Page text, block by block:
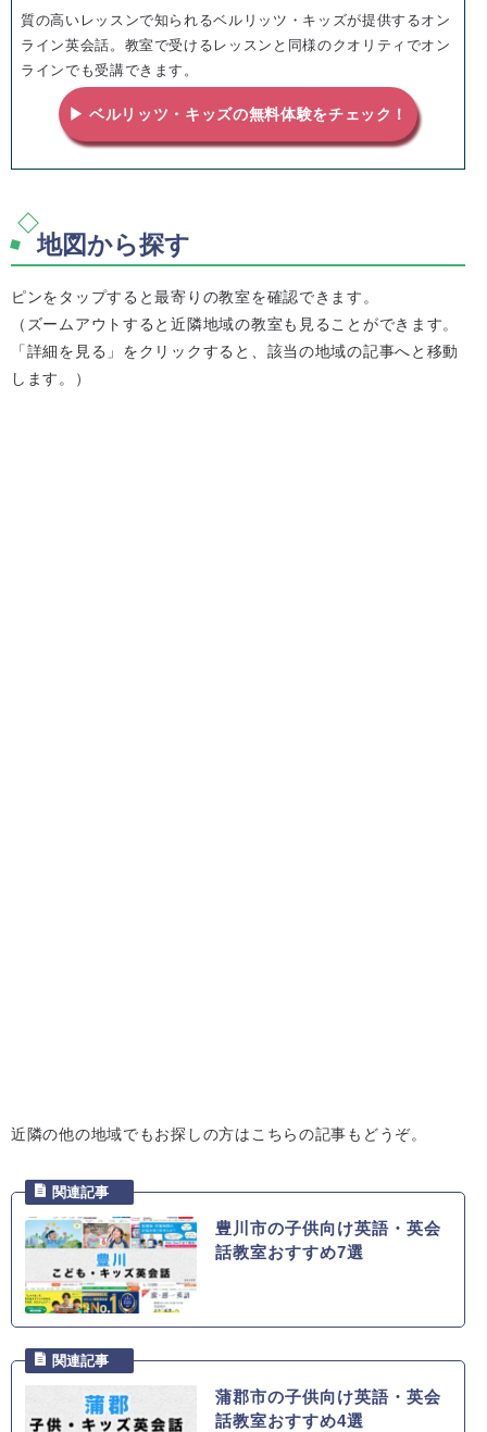
質の高いレッスンで知られるベルリッツ・キッズが提供するオン
ライン英会話。教室で受けるレッスンと同様のクオリティでオン
ラインでも受講できます。
▶ ベルリッツ・キッズの無料体験をチェック！
地図から探す
ピンをタップすると最寄りの教室を確認できます。
（ズームアウトすると近隣地域の教室も見ることができます。
「詳細を見る」をクリックすると、該当の地域の記事へと移動
します。）
近隣の他の地域でもお探しの方はこちらの記事もどうぞ。
豊川市の子供向け英語・英会
話教室おすすめ7選
蒲郡市の子供向け英語・英会
話教室おすすめ4選